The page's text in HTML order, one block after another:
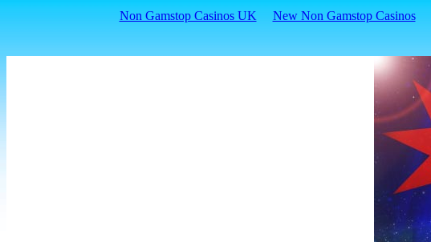
Non Gamstop Casinos UK New Non Gamstop Casinos